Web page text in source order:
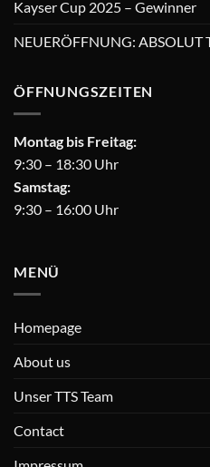
Kayser Cup 2025 – Gewinner
NEUERÖFFNUNG: ABSOLUT
ÖFFNUNGSZEITEN
Montag bis Freitag:
9:30 – 18:30 Uhr
Samstag:
9:30 – 16:00 Uhr
MENÜ
Homepage
About us
Unser TTS Team
Contact